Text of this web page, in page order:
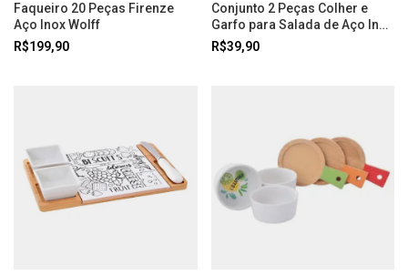
Faqueiro 20 Peças Firenze
Aço Inox Wolff
R$199,90
Conjunto 2 Peças Colher e
Garfo para Salada de Aço Inox
Berna Wolff
R$39,90